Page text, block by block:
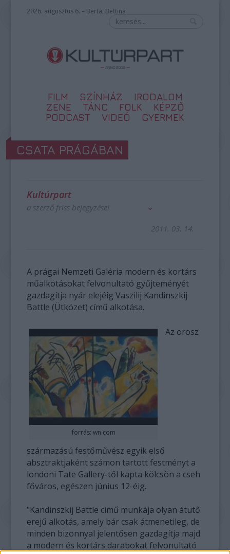
2026. augusztus 6. – Berta, Bettina
FILM SZÍNHÁZ
IRODALOM
ZENE
TÁNC FOLK
KÉPZŐ
PODCAST
VIDEÓ GYERMEK
CSATA PRÁGÁBAN
Kultúrpart
a szerző friss bejegyzései
2011. 03. 14.
A prágai Nemzeti Galéria modern és kortárs
műalkotásokat felvonultató gyűjteményét
gazdagítja nyár elejéig Vaszilij Kandinszkij
Battle (Ütközet) című alkotása.
forrás: wn.com
Az orosz
származású festőművész egyik első
absztraktjaként számon tartott festményt a
londoni Tate Gallery-től kapta kölcsön a cseh
főváros, egészen június 12-éig.
"Kandinszkij Battle című munkája olyan átütő
erejű alkotás, amely bár csak átmenetileg, de
minden bizonnyal jelentősen gazdagítja majd
a modern és kortárs darabokat felvonultató